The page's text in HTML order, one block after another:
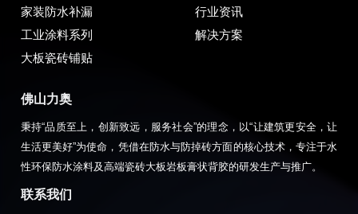
家装防水补漏
工业涂料系列
大板瓷砖铺贴
行业资讯
解决方案
佛山力奥
秉持“品质至上，创新致远，服务社会”的理念，以“让建筑更安全，让
生活更美好”为使命，凭借在防水与防掉砖方面的核心技术，专注于水
性环保防水涂料及高端瓷砖大板岩板膏状背胶的研发生产与推广。
联系我们